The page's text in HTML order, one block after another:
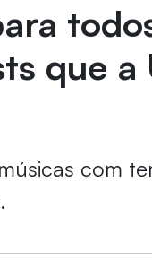
que
com